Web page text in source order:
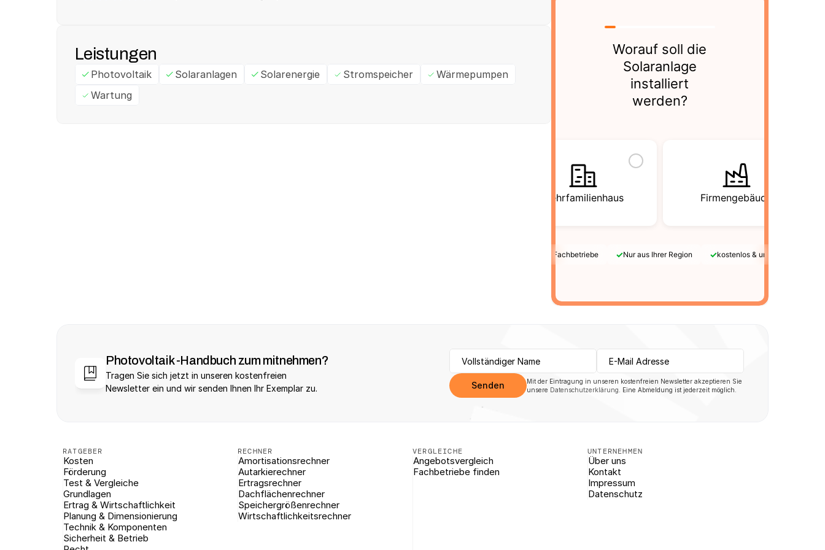
Leistungen
Photovoltaik Solaranlagen Solarenergie Stromspeicher
Wärmepumpen
Wartung
Worauf soll die
Solaranlage
installiert
werden?
Mehrfamilienhaus Firmengebäude
Geprüfte Fachbetriebe ✓Nur aus Ihrer Region ✓kostenlos & unverbindlich
Photovoltaik -Handbuch zum mitnehmen?
Tragen Sie sich jetzt in unseren kostenfreien
Newsletter ein und wir senden Ihnen Ihr Exemplar zu.
Senden
Mit der Eintragung in unseren kostenfreien Newsletter akzeptieren Sie
unsere Datenschutzerklärung . Eine Abmeldung ist jederzeit möglich.
RATGEBER
Kosten
Förderung
Test & Vergleiche
Grundlagen
Ertrag & Wirtschaftlichkeit
Planung & Dimensionierung
Technik & Komponenten
Sicherheit & Betrieb
RECHNER
Amortisationsrechner
Autarkierechner
Ertragsrechner
Dachflächenrechner
Speichergrößenrechner
Wirtschaftlichkeitsrechner
VERGLEICHE
Angebotsvergleich
Fachbetriebe finden
UNTERNEHMEN
Über uns
Kontakt
Impressum
Datenschutz